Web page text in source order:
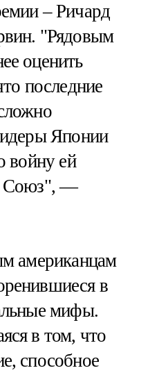
– Ричард
"Рядовым
оценить
последние
Японии
войну ей
Союз", —
американцам
в
мифы.
в том, что
способное